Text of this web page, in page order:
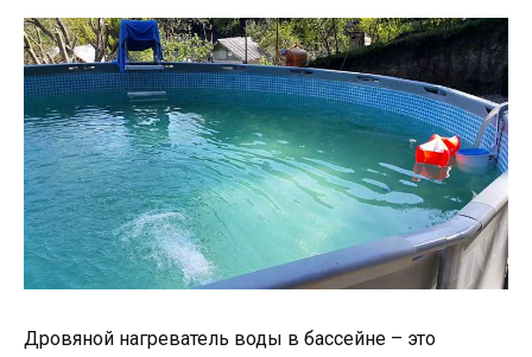
Дровяной нагреватель воды в бассейне – это